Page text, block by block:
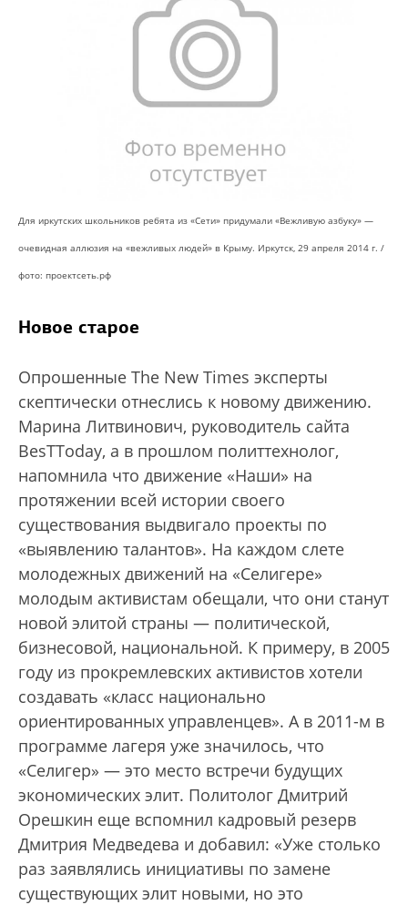
Для иркутских школьников ребята из «Сети» придумали «Вежливую азбуку» —
очевидная аллюзия на «вежливых людей» в Крыму. Иркутск, 29 апреля 2014 г. /
фото: проектсеть.рф
Новое старое
Опрошенные The New Times эксперты
скептически отнеслись к новому движению.
Марина Литвинович, руководитель сайта
BesTToday, а в прошлом политтехнолог,
напомнила что движение «Наши» на
протяжении всей истории своего
существования выдвигало проекты по
«выявлению талантов». На каждом слете
молодежных движений на «Селигере»
молодым активистам обещали, что они станут
новой элитой страны — политической,
бизнесовой, национальной. К примеру, в 2005
году из прокремлевских активистов хотели
создавать «класс национально
ориентированных управленцев». А в 2011-м в
программе лагеря уже значилось, что
«Селигер» — это место встречи будущих
экономических элит. Политолог Дмитрий
Орешкин еще вспомнил кадровый резерв
Дмитрия Медведева и добавил: «Уже столько
раз заявлялись инициативы по замене
существующих элит новыми, но это